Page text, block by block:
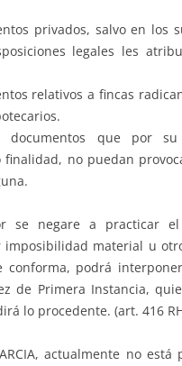
privados, salvo en los
legales les
relativos a fincas
documentos que por su
finalidad, no puedan
se negare a practicar
imposibilidad material u
conforma, podrá
de Primera Instancia,
lo procedente. (art. 416
actualmente no está